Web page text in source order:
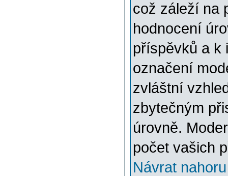
což záleží na
hodnocení
příspěvků a k
označení
zvláštní
zbytečným
úrovně.
počet vašich
Návrat nahoru